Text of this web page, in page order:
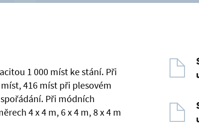
1 000 míst ke stání. Při
416 míst při plesovém
Při módních
4 x 4 m, 6 x 4 m, 8 x 4 m